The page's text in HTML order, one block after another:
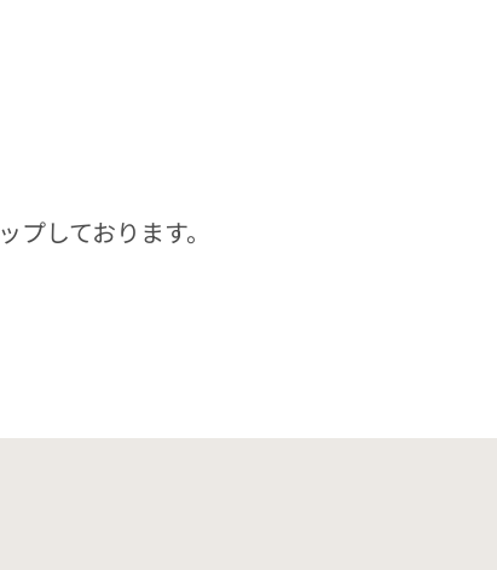
しております。